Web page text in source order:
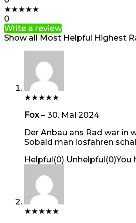
★★★★★
0
Write a review
Show all Most Helpful Highest
★★★★★
Fox– 30. Mai 2024
Der Anbau ans Rad war in
Sobald man losfahren
Helpful(0) Unhelpful(0)You
★★★★★